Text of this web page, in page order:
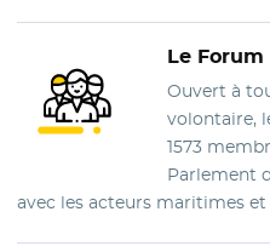
Le Forum
Ouvert à
volontaire,
1573
Parlement
avec les acteurs maritimes